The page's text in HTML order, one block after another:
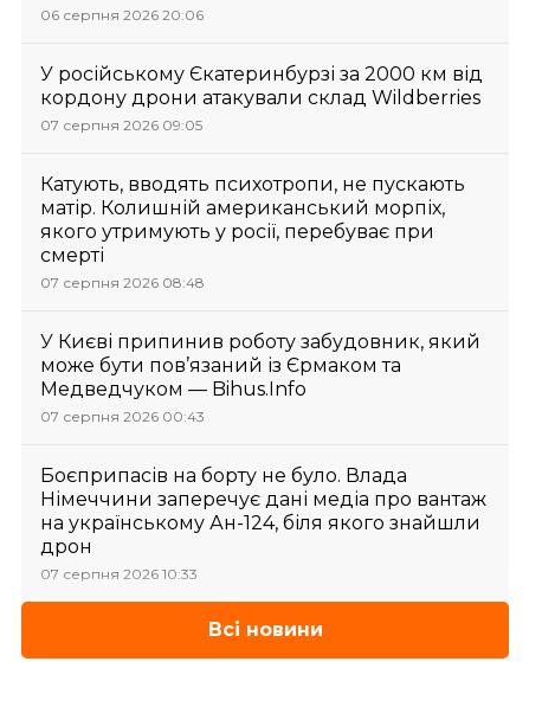
06 серпня 2026 20:06
У російському Єкатеринбурзі за 2000 км від
кордону дрони атакували склад Wildberries
07 серпня 2026 09:05
Катують, вводять психотропи, не пускають
матір. Колишній американський морпіх,
якого утримують у росії, перебуває при
смерті
07 серпня 2026 08:48
У Києві припинив роботу забудовник, який
може бути пов’язаний із Єрмаком та
Медведчуком — Bihus.Info
07 серпня 2026 00:43
Боєприпасів на борту не було. Влада
Німеччини заперечує дані медіа про вантаж
на українському Ан-124, біля якого знайшли
дрон
07 серпня 2026 10:33
Всі новини